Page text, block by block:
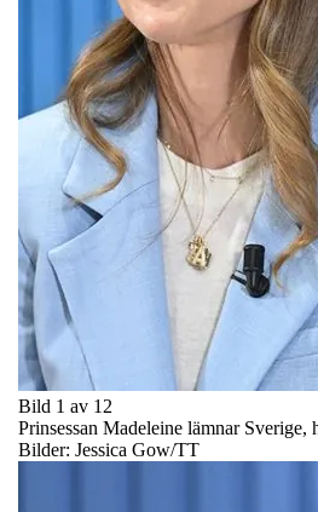
Bild 1 av 12
Prinsessan Madeleine lämnar Sverige,
Bilder: Jessica Gow/TT